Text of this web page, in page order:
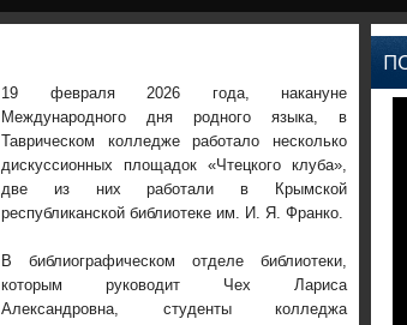
19 февраля 2026 года, накануне
Международного дня родного языка, в
Таврическом колледже работало несколько
дискуссионных площадок «Чтецкого клуба»,
две из них работали в Крымской
республиканской библиотеке им. И. Я. Франко.
В библиографическом отделе библиотеки,
которым руководит Чех Лариса
Александровна, студенты колледжа